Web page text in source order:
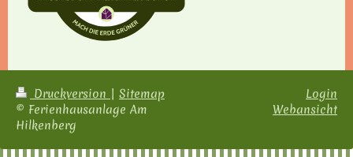
Druckversion | Sitemap
© Ferienhausanlage Am
Hilkenberg
Login
Webansicht